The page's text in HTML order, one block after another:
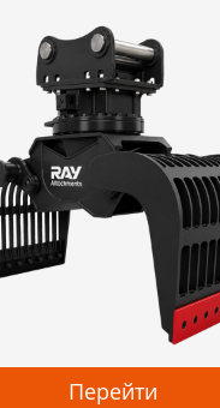
Перейти